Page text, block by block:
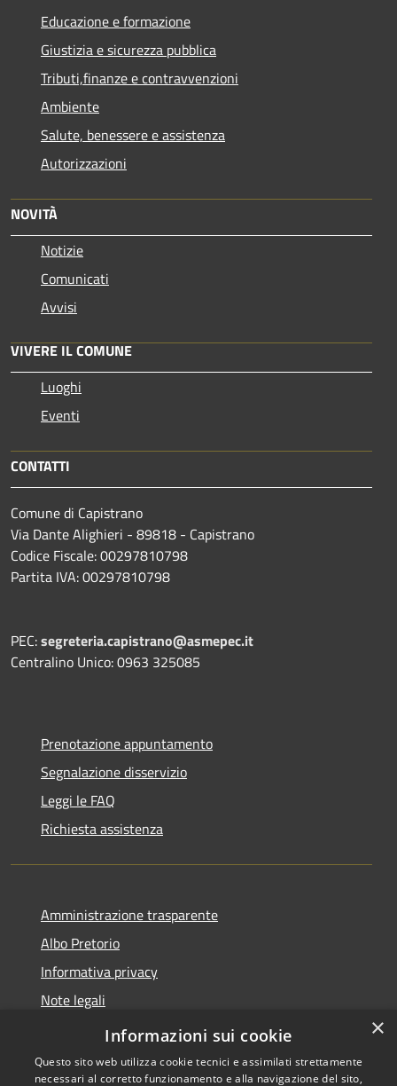
Educazione e formazione
Giustizia e sicurezza pubblica
Tributi,finanze e contravvenzioni
Ambiente
Salute, benessere e assistenza
Autorizzazioni
NOVITÀ
Notizie
Comunicati
Avvisi
VIVERE IL COMUNE
Luoghi
Eventi
CONTATTI
Comune di Capistrano
Via Dante Alighieri - 89818 - Capistrano
Codice Fiscale: 00297810798
Partita IVA: 00297810798
PEC:segreteria.capistrano@asmepec.it
Centralino Unico: 0963 325085
Prenotazione appuntamento
Segnalazione disservizio
Leggi le FAQ
Richiesta assistenza
Amministrazione trasparente
Albo Pretorio
Informativa privacy
Note legali
Dichiarazione di accessibilità
×
Informazioni sui cookie
Questo sito web utilizza cookie tecnici e assimilati strettamente
necessari al corretto funzionamento e alla navigazione del sito,